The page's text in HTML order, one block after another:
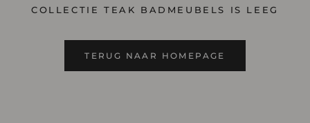
COLLECTIE TEAK BADMEUBELS IS LEEG
TERUG NAAR HOMEPAGE